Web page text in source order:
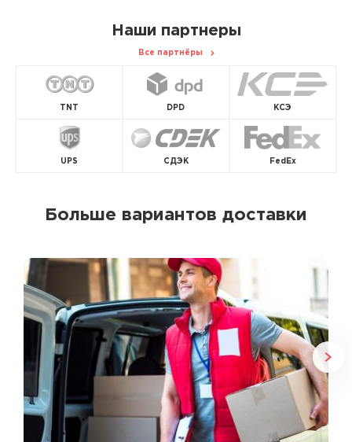
Наши партнеры
Все партнёры
TNT DPD КСЭ
UPS СДЭК FedEx
Больше вариантов доставки